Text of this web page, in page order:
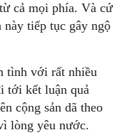
cả mọi phía. Và cứ
tiếp tục gây ngộ
tình với rất nhiều
tới kết luận quả
cộng sản dã theo
lòng yêu nước.